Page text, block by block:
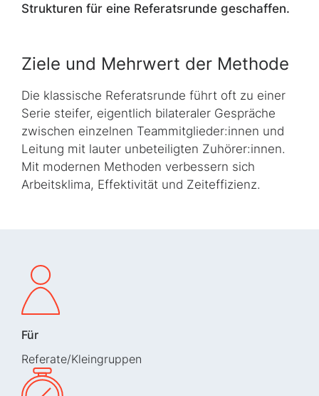
Strukturen für eine Referatsrunde geschaffen.
Ziele und Mehrwert der Methode
Die klassische Referatsrunde führt oft zu einer
Serie steifer, eigentlich bilateraler Gespräche
zwischen einzelnen Teammitglieder:innen und
Leitung mit lauter unbeteiligten Zuhörer:innen.
Mit modernen Methoden verbessern sich
Arbeitsklima, Effektivität und Zeiteffizienz.
Für
Referate/Kleingruppen